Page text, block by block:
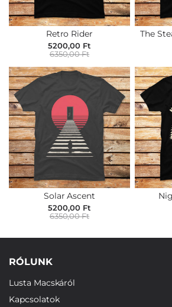
Retro Rider
5200,00 Ft
6350,00 Ft
The
Solar Ascent
5200,00 Ft
6350,00 Ft
RÓLUNK
Lusta Macskáról
Kapcsolatok